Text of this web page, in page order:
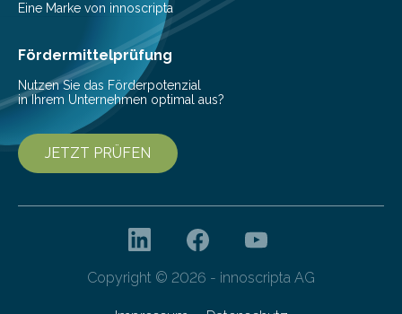
Eine Marke von innoscripta
Fördermittelprüfung
Nutzen Sie das Förderpotenzial
in Ihrem Unternehmen optimal aus?
JETZT PRÜFEN
Copyright © 2026 - innoscripta AG